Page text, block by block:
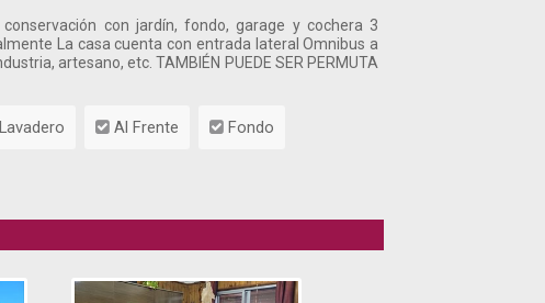
con jardín, fondo, garage y cochera 3
La casa cuenta con entrada lateral Omnibus a
artesano, etc. TAMBIÉN PUEDE SER PERMUTA
Lavadero Al Frente Fondo